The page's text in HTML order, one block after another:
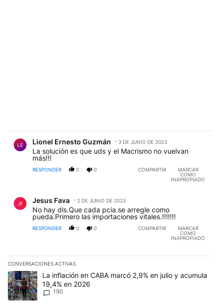
LE Lionel Ernesto Guzmán 3 DE JUNIO DE 2023
La solución es que uds y el Macrismo no vuelvan
más!!!
RESPONDER 0 0 COMPARTIR
MARCAR
COMO
INAPROPIADO
JF Jesus Fava 2 DE JUNIO DE 2023
No hay dls.Que cada pcia.se arregle como
pueda.Primero las importaciones vitales.!!!!!!!
RESPONDER 0 0 COMPARTIR
MARCAR
COMO
INAPROPIADO
CONVERSACIONES ACTIVAS
Este listado muestra los artículos con más comentarios en los
Un artículo de tendencia con el título "La inflación en CABA
La inflación en CABA marcó 2,9% en julio y acumula
19,4% en 2026
190